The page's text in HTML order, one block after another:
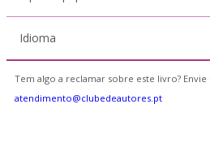
Idioma
Tem algo a reclamar sobre este livro? Envie
atendimento@clubedeautores.pt